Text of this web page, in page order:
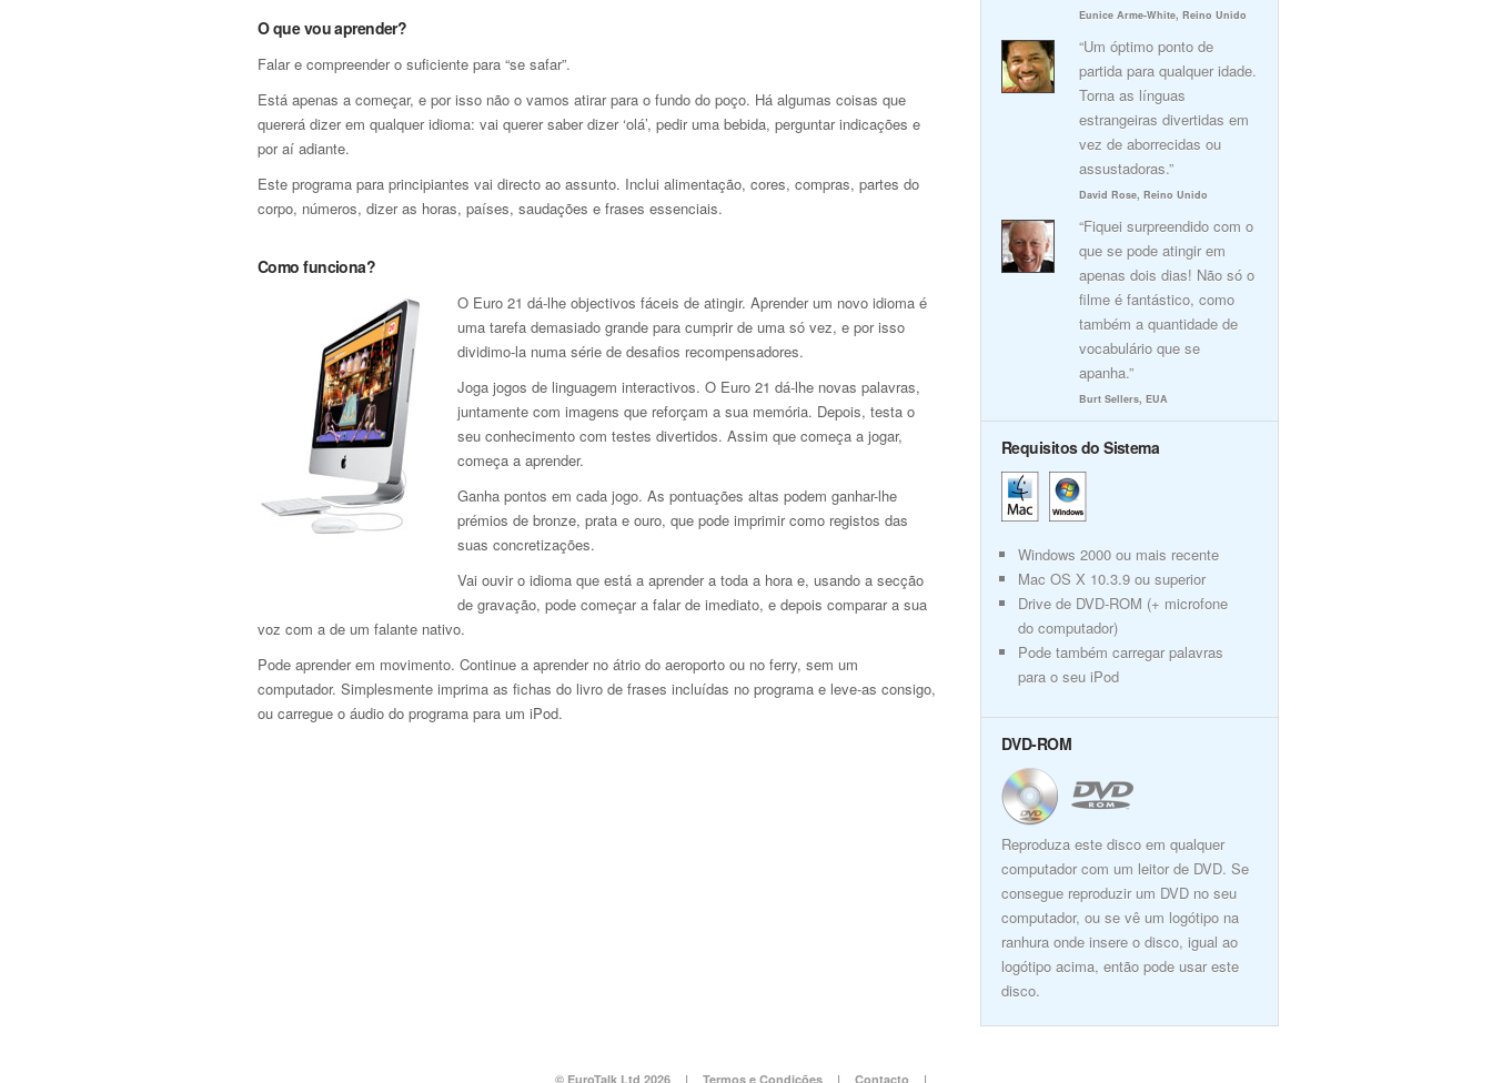
O que vou aprender?
Falar e compreender o suficiente para “se safar”.
Está apenas a começar, e por isso não o vamos atirar para o fundo do poço. Há algumas coisas que
quererá dizer em qualquer idioma: vai querer saber dizer ‘olá’, pedir uma bebida, perguntar indicações e
por aí adiante.
Este programa para principiantes vai directo ao assunto. Inclui alimentação, cores, compras, partes do
corpo, números, dizer as horas, países, saudações e frases essenciais.
Como funciona?
O Euro 21 dá-lhe objectivos fáceis de atingir. Aprender um novo idioma é
uma tarefa demasiado grande para cumprir de uma só vez, e por isso
dividimo-la numa série de desafios recompensadores.
Joga jogos de linguagem interactivos. O Euro 21 dá-lhe novas palavras,
juntamente com imagens que reforçam a sua memória. Depois, testa o
seu conhecimento com testes divertidos. Assim que começa a jogar,
começa a aprender.
Ganha pontos em cada jogo. As pontuações altas podem ganhar-lhe
prémios de bronze, prata e ouro, que pode imprimir como registos das
suas concretizações.
Vai ouvir o idioma que está a aprender a toda a hora e, usando a secção
de gravação, pode começar a falar de imediato, e depois comparar a sua
voz com a de um falante nativo.
Pode aprender em movimento. Continue a aprender no átrio do aeroporto ou no ferry, sem um
computador. Simplesmente imprima as fichas do livro de frases incluídas no programa e leve-as consigo,
ou carregue o áudio do programa para um iPod.
Eunice Arme-White, Reino Unido
“Um óptimo ponto de
partida para qualquer idade.
Torna as línguas
estrangeiras divertidas em
vez de aborrecidas ou
assustadoras.”
David Rose, Reino Unido
“Fiquei surpreendido com o
que se pode atingir em
apenas dois dias! Não só o
filme é fantástico, como
também a quantidade de
vocabulário que se
apanha.”
Burt Sellers, EUA
Requisitos do Sistema
Windows 2000 ou mais recente
Mac OS X 10.3.9 ou superior
Drive de DVD-ROM (+ microfone
do computador)
Pode também carregar palavras
para o seu iPod
DVD-ROM
Reproduza este disco em qualquer
computador com um leitor de DVD. Se
consegue reproduzir um DVD no seu
computador, ou se vê um logótipo na
ranhura onde insere o disco, igual ao
logótipo acima, então pode usar este
disco.
© EuroTalk Ltd 2026 | Termos e Condições | Contacto |